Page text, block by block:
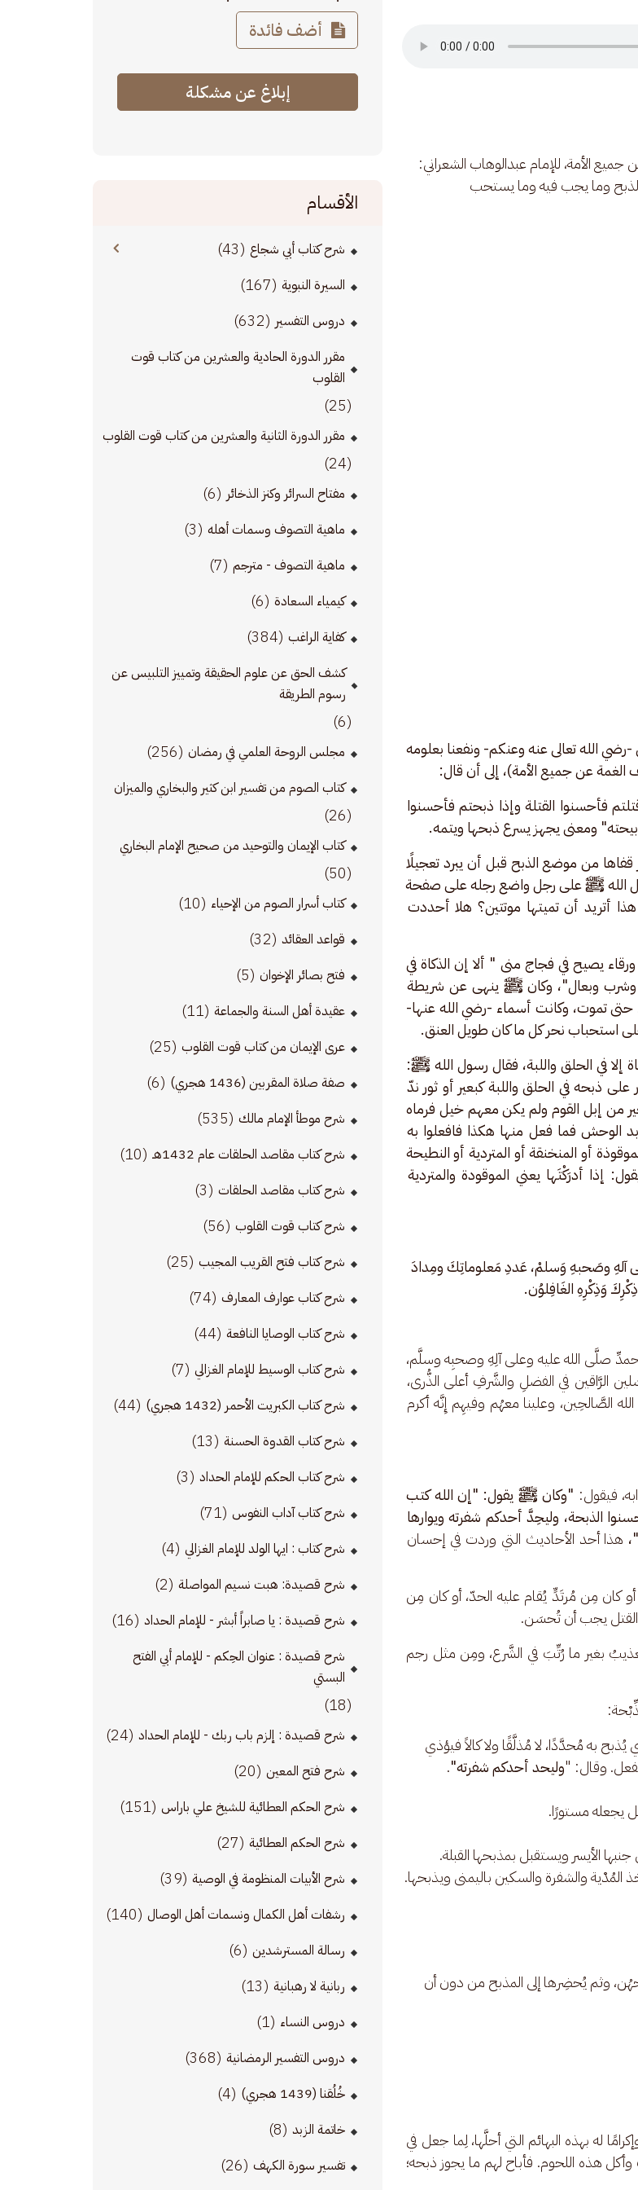
الأمة، للإمام عبدالوهاب الشعراني:
الله تعالى عنه وعنكم- ونفعنا بعلومه
الغمة عن جميع الأمة)، إلى أن قال:
فأحسنوا القتلة وإذا ذبحتم فأحسنوا
ومعنى يجهز يسرع ذبحها ويتمه.
من موضع الذبح قبل أن يبرد تعجيلًا
الله ﷺ على رجل واضع رجله على صفحة
أتريد أن تميتها موتتين؟ هلا أحددت
يصيح في فجاج منى " ألا إن الذكاة في
وشرب وبعال"، وكان ﷺ ينهى عن شريطة
حتى تموت، وكانت أسماء -رضي الله عنها-
استحباب نحر كل ما كان طويل العنق.
إلا في الحلق واللبة، فقال رسول الله ﷺ:
ذبحه في الحلق واللبة كبعير أو ثور ندّ
من إبل القوم ولم يكن معهم خیل فرماه
الوحش فما فعل منها هكذا فافعلوا به
أو المنخنقة أو المتردية أو النطيحة
إذا أدرَكْتَها يعني الموقودة والمتردية
وصَحبهِ وَسلمْ، عَددِ مَعلوماتِكَ ومِدادَ
وَذِكْرِهِ الغَافِلوُن.
محمدِّ صلَّى الله عليه وعلى آلِهِ وصحبِه وسلَّم،
الرَّاقين في الفضلِ والشَّرفِ أعلى الذُّرى،
الصَّالحِين، وعلينا معهُم وفيهِم إِنَّه أكرم
فيقول: "وكان ﷺ يقول: "إن الله كتب
الذبحة، وليحِدَّ أحدكم شفرته ويوارها
هذا أحد الأحاديث التي وردت في إحسان
كان مِن مُرتَدٍّ يُقام عليه الحدّ، أو كان مِن
القتل يجب أن تُحسَن.
بغير ما رُتِّبَ في الشَّرع، ومِن مثل رجم
به مُحدَّدًا، لا مُذلَّقًا ولا كالاً فيؤذي
وقال: "وليحد أحدكم شفرته".
يجعله مستورًا.
الأيسر ويستقبل بمذبحها القبلة.
والشفرة والسكين باليمنى ويذبحها.
وثم يُحضِرها إلى المذبح من دون أن
له بهذه البهائم التي أحلَّها، لِما جعل في
هذه اللحوم. فأباح لهم ما يجوز ذبحه؛
أضف فائدة
إبلاغ عن مشكلة
الأقسام
شرح كتاب أبي شجاع (43)
السيرة النبوية (167)
دروس التفسير (632)
مقرر الدورة الحادية والعشرين من كتاب قوت
القلوب
(25)
مقرر الدورة الثانية والعشرين من كتاب قوت القلوب
(24)
مفتاح السرائر وكنز الذخائر (6)
ماهية التصوف وسمات أهله (3)
ماهية التصوف - مترجم (7)
كيمياء السعادة (6)
كفاية الراغب (384)
كشف الحق عن علوم الحقيقة وتمييز التلبيس عن
رسوم الطريقة
(6)
مجلس الروحة العلمي في رمضان (256)
كتاب الصوم من تفسير ابن كثير والبخاري والميزان
(26)
كتاب الإيمان والتوحيد من صحيح الإمام البخاري
(50)
كتاب أسرار الصوم من الإحياء (10)
قواعد العقائد (32)
فتح بصائر الإخوان (5)
عقيدة أهل السنة والجماعة (11)
عرى الإيمان من كتاب قوت القلوب (25)
صفة صلاة المقربين (1436 هجري) (6)
شرح موطأ الإمام مالك (535)
شرح كتاب مقاصد الحلقات عام 1432هـ (10)
شرح كتاب مقاصد الحلقات (3)
شرح كتاب قوت القلوب (56)
شرح كتاب فتح القريب المجيب (25)
شرح كتاب عوارف المعارف (74)
شرح كتاب الوصايا النافعة (44)
شرح كتاب الوسيط للإمام الغزالي (7)
شرح كتاب الكبريت الأحمر (1432 هجري) (44)
شرح كتاب القدوة الحسنة (13)
شرح كتاب الحكم للإمام الحداد (3)
شرح كتاب آداب النفوس (71)
شرح كتاب : ايها الولد للإمام الغزالي (4)
شرح قصيدة: هبت نسيم المواصلة (2)
شرح قصيدة : يا صابراً أبشر - للإمام الحداد (16)
شرح قصيدة : عنوان الحِكم - للإمام أبي الفتح
البستي
(18)
شرح قصيدة : إلزم باب ربك - للإمام الحداد (24)
شرح فتح المعين (20)
شرح الحكم العطائية للشيخ علي باراس (151)
شرح الحكم العطائية (27)
شرح الأبيات المنظومة في الوصية (39)
رشفات أهل الكمال ونسمات أهل الوصال (140)
رسالة المسترشدين (6)
ربانية لا رهبانية (13)
دروس النساء (1)
دروس التفسير الرمضانية (368)
خُلُقنا (1439 هجري) (4)
خاتمة الزبد (8)
تفسير سورة الكهف (26)